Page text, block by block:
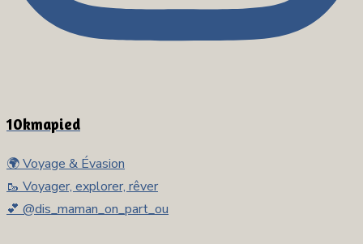
10kmapied
🌍 Voyage & Évasion
🥾 Voyager, explorer, rêver
💕 @dis_maman_on_part_ou